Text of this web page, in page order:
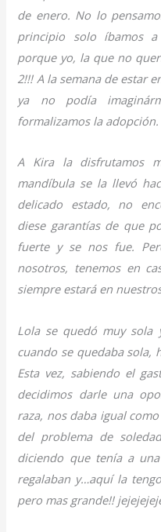
de enero. No lo
principio solo íbamos
porque yo, la que no
2!!! A la semana de estar
ya no podía
formalizamos la adopción.
A Kira la disfrutamos
mandíbula se la llevó
delicado estado, no
diese garantías de que
fuerte y se nos fue.
nosotros, tenemos en
siempre estará en
Lola se quedó muy sola
cuando se quedaba sola,
Esta vez, sabiendo el
decidimos darle una
raza, nos daba igual
del problema de
diciendo que tenía a
regalaban y…aquí la
pero mas grande!!